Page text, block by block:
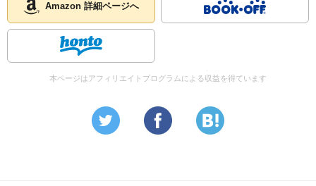
Amazon 詳細ページへ
本ページはアフィリエイトプログラムによる収益を得ています